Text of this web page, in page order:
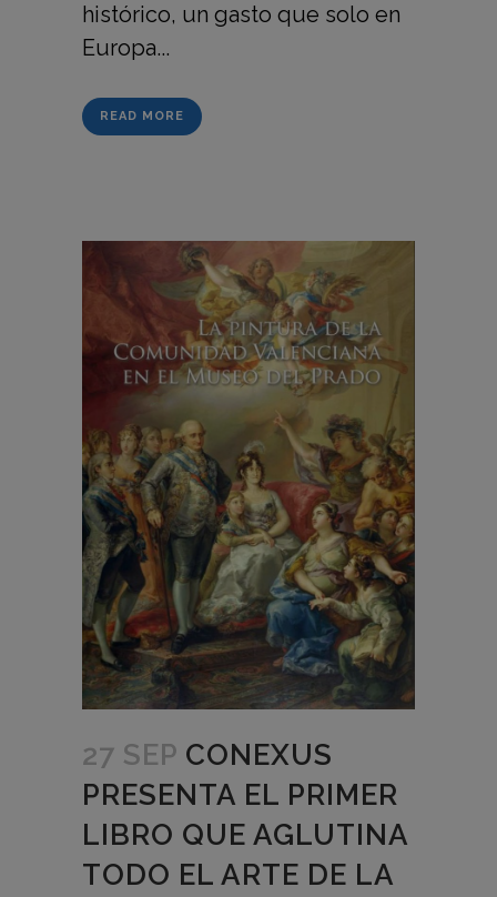
histórico, un gasto que solo en
Europa...
READ MORE
27 SEP CONEXUS
PRESENTA EL PRIMER
LIBRO QUE AGLUTINA
TODO EL ARTE DE LA